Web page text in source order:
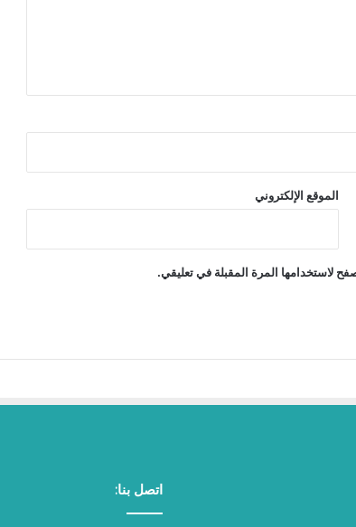
الموقع الإلكتروني
لاستخدامها المرة المقبلة في تعليقي.
اتصل بنا: